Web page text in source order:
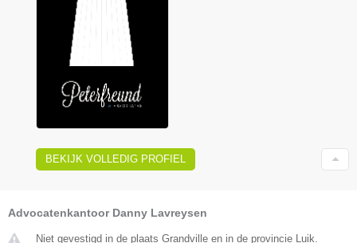
BEKIJK VOLLEDIG PROFIEL
Advocatenkantoor Danny Lavreysen
Niet gevestigd in de plaats Grandville en in de provincie Luik.